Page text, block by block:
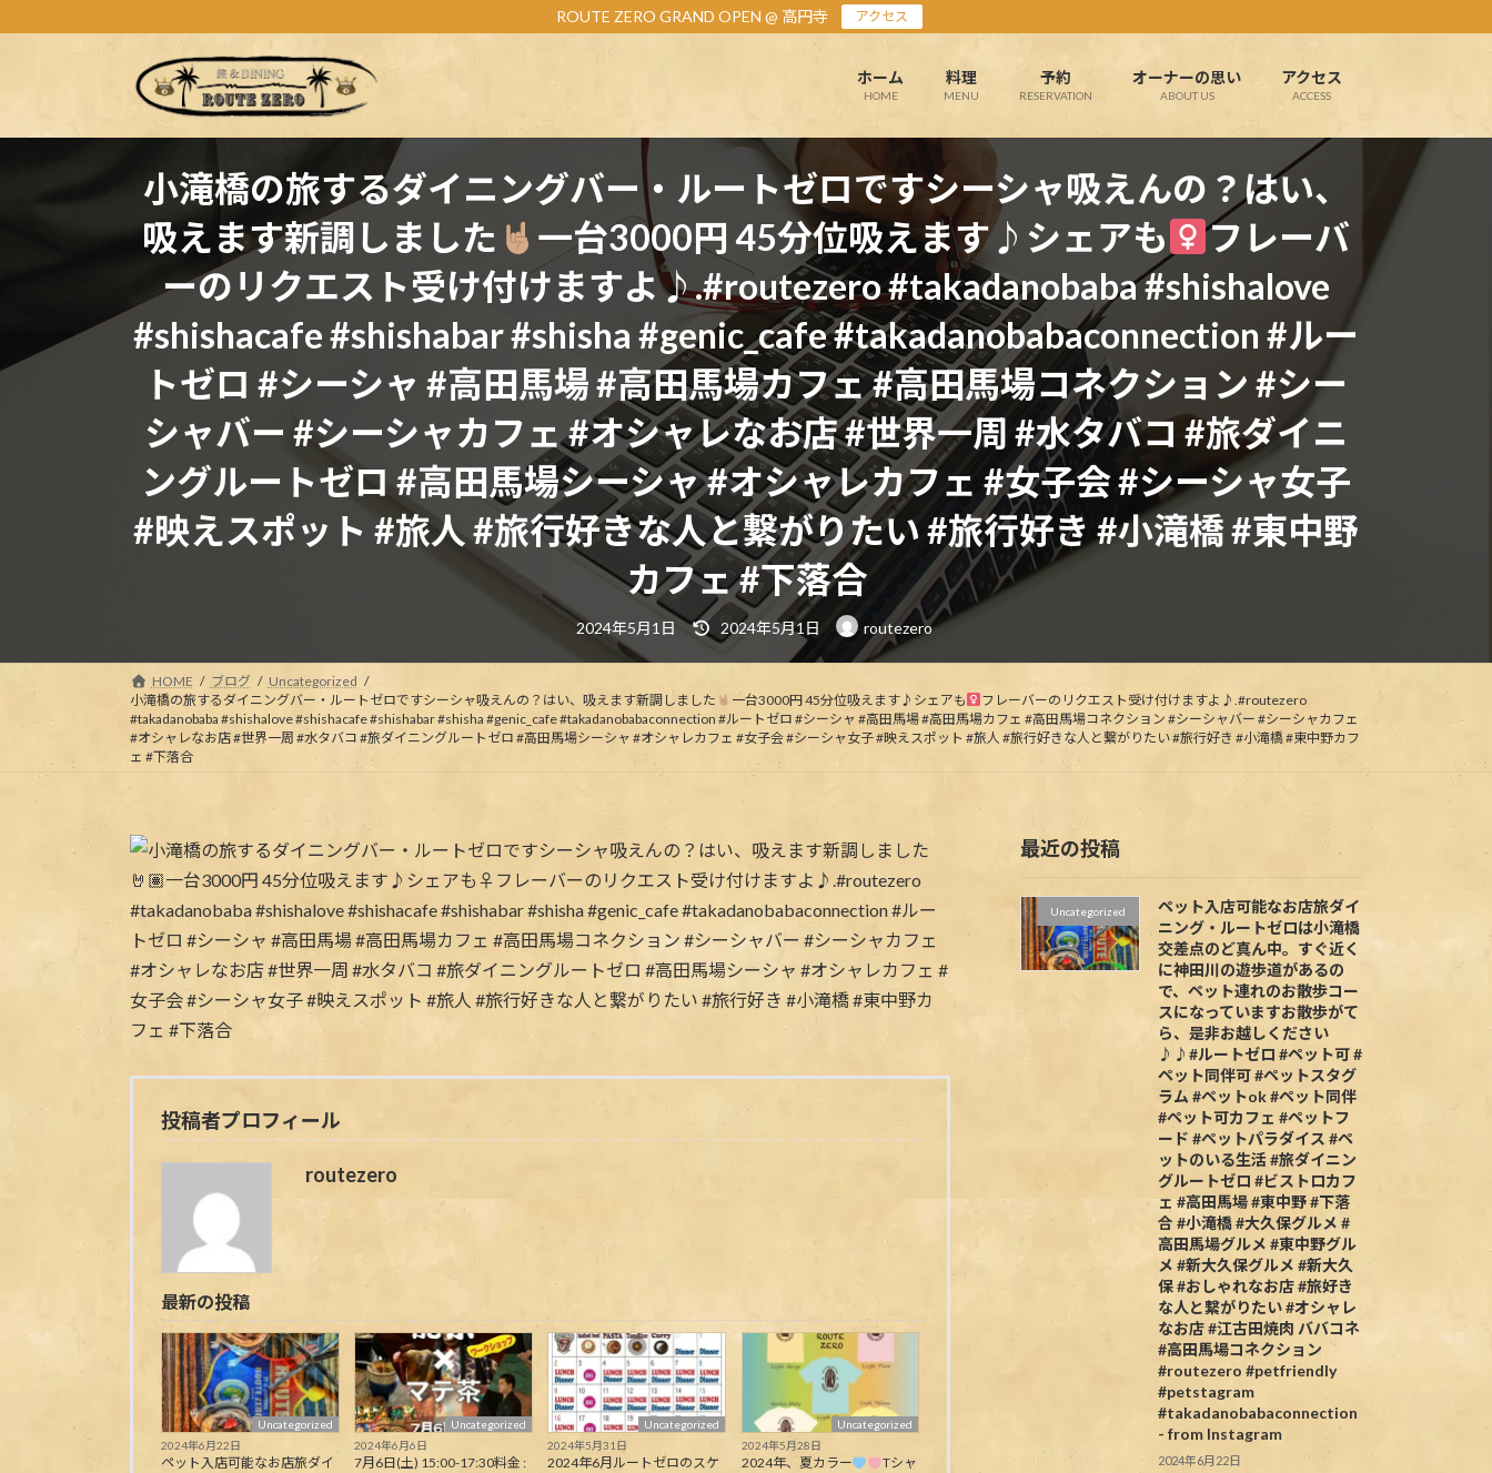
ン
ビ
ROUTE ZERO GRAND OPEN @ 高円寺 アクセス
ホーム
HOME
料理
MENU
予約
RESERVATION
オーナーの思い
ABOUT US
アクセス
ACCESS
小滝橋の旅するダイニングバー・ルートゼロですシーシャ吸えんの？はい、
吸えます新調しました
一台3000円 45分位吸えます♪シェアも‍
フレーバ
ーのリクエスト受け付けますよ♪.#routezero #takadanobaba #shishalove
#shishacafe #shishabar #shisha #genic_cafe #takadanobabaconnection #ルー
トゼロ #シーシャ #高田馬場 #高田馬場カフェ #高田馬場コネクション #シー
シャバー #シーシャカフェ #オシャレなお店 #世界一周 #水タバコ #旅ダイニ
ングルートゼロ #高田馬場シーシャ #オシャレカフェ #女子会 #シーシャ女子
#映えスポット #旅人 #旅行好きな人と繋がりたい #旅行好き #小滝橋 #東中野
カフェ #下落合
2024年5月1日
最
終
更
新
時
:
2024年5月1日 routezero
HOME ブログ
Uncategorized
小滝橋の旅するダイニングバー・ルートゼロですシーシャ吸えんの？はい、吸えます新調しました 一台3000円 45分位吸えます♪シェアも‍
フレーバーのリクエスト受け付けますよ♪.#routezero
#takadanobaba #shishalove #shishacafe #shishabar #shisha #genic_cafe #takadanobabaconnection #ルートゼロ #シーシャ #高田馬場 #高田馬場カフェ #高田馬場コネクション #シーシャバー #シーシャカフェ
#オシャレなお店 #世界一周 #水タバコ #旅ダイニングルートゼロ #高田馬場シーシャ #オシャレカフェ #女子会 #シーシャ女子 #映えスポット #旅人 #旅行好きな人と繋がりたい #旅行好き #小滝橋 #東中野カフ
ェ #下落合
投稿者プロフィール
routezero
最新の投稿
Uncategorized
2024年6月22日
ペット入店可能なお店旅ダイ
Uncategorized
2024年6月6日
7月6日(土) 15:00-17:30料金 :
Uncategorized
2024年5月31日
2024年6月ルートゼロのスケ
Uncategorized
2024年5月28日
2024年、夏カラー
Tシャ
最近の投稿
Uncategorized
ペット入店可能なお店旅ダイ
ニング・ルートゼロは小滝橋
交差点のど真ん中。すぐ近く
に神田川の遊歩道があるの
で、ペット連れのお散歩コー
スになっていますお散歩がて
ら、是非お越しください
♪♪#ルートゼロ #ペット可 #
ペット同伴可 #ペットスタグ
ラム #ペットok #ペット同伴
#ペット可カフェ #ペットフ
ード #ペットパラダイス #ペ
ットのいる生活 #旅ダイニン
グルートゼロ #ビストロカフ
ェ #高田馬場 #東中野 #下落
合 #小滝橋 #大久保グルメ #
高田馬場グルメ #東中野グル
メ #新大久保グルメ #新大久
保 #おしゃれなお店 #旅好き
な人と繋がりたい #オシャレ
なお店 #江古田焼肉 ババコネ
#高田馬場コネクション
#routezero #petfriendly
#petstagram
#takadanobabaconnection
- from Instagram
2024年6月22日